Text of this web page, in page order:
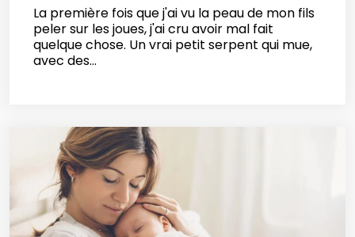
La première fois que j'ai vu la peau de mon fils
peler sur les joues, j'ai cru avoir mal fait
quelque chose. Un vrai petit serpent qui mue,
avec des...